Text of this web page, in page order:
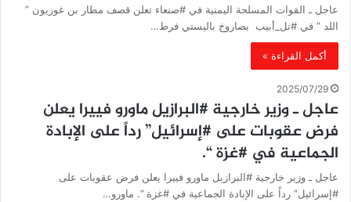
عاجل ـ القوات المسلحة اليمنية في #صنعاء تعلن قصف مطار بن غوريون ”
اللد ” في #تل_أبيب بصاروخ باليستي فرط…
أكمل القراءة »
2025/07/29
عاجل ـ وزير خارجية #البرازيل ماورو فييرا يعلن
فرض عقوبات على #إسرائيل” رداً على الإبادة
الجماعية في #غزة “.
عاجل ـ وزير خارجية #البرازيل ماورو فييرا يعلن فرض عقوبات على
#إسرائيل” رداً على الإبادة الجماعية في #غزة “. ماورو…